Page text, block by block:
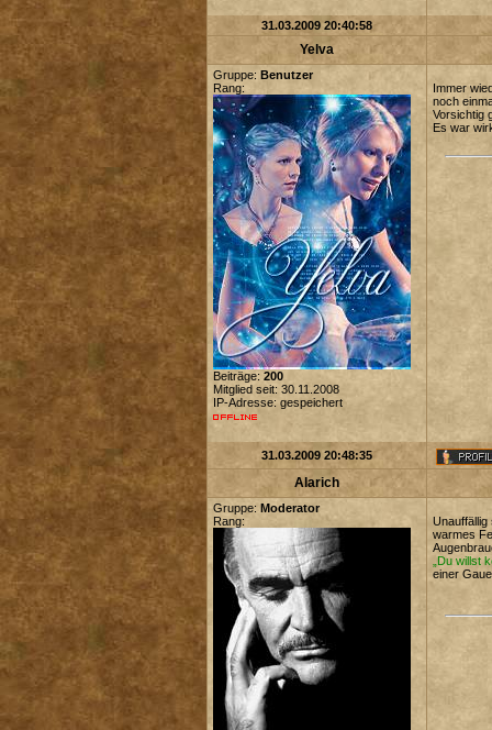
31.03.2009 20:40:58
Yelva
Gruppe: Benutzer
Rang:
Beiträge: 200
Mitglied seit: 30.11.2008
IP-Adresse: gespeichert
Immer
noch
Vorsichtig
Es war
31.03.2009 20:48:35
Alarich
Gruppe: Moderator
Rang:
Unauffällig
warmes
„Du willst
einer